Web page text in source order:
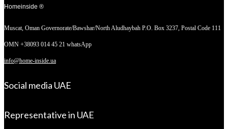
Homeinside ®
Muscat, Oman Governorate/Bawshar/North Aludhaybah P.O. Box 3237, Postal Code 111
OMN +38093 014 45 21 whatsApp
info@home-inside.ua
Social media UAE
Representative in UAE